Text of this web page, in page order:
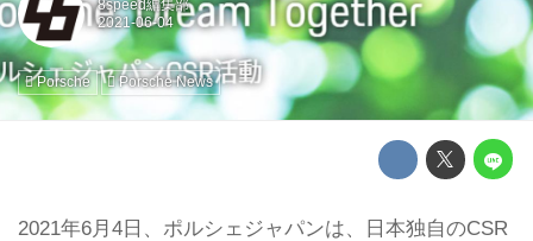
8speed編集部
Porsche Porsche News
2021年6月4日、ポルシェジャパンは、日本独自のCSR